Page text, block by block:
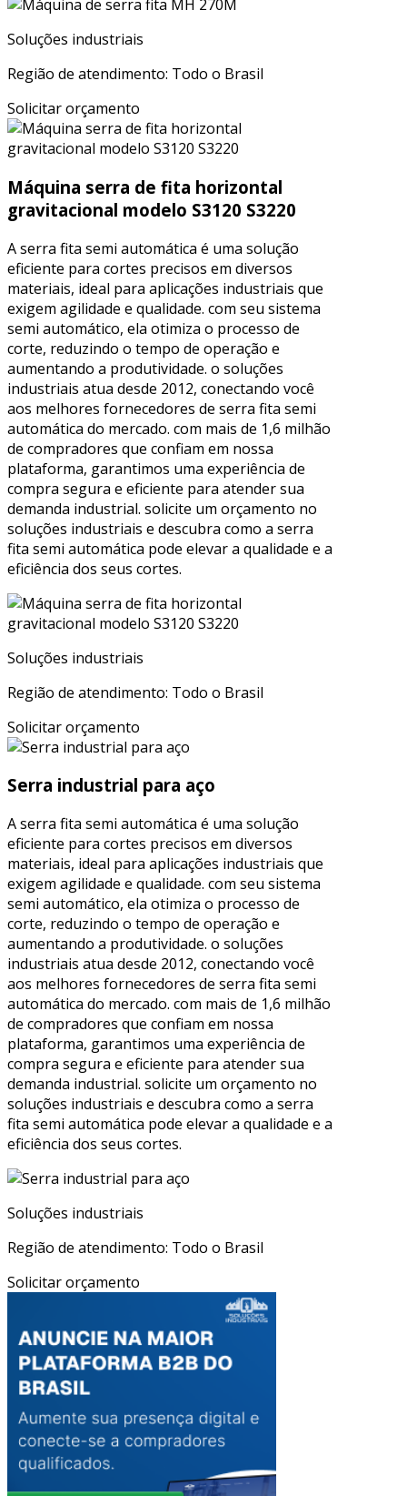
Soluções industriais
Região de atendimento: Todo o Brasil
Solicitar orçamento
Máquina serra de fita horizontal
gravitacional modelo S3120 S3220
A serra fita semi automática é uma solução
eficiente para cortes precisos em diversos
materiais, ideal para aplicações industriais que
exigem agilidade e qualidade. com seu sistema
semi automático, ela otimiza o processo de
corte, reduzindo o tempo de operação e
aumentando a produtividade. o soluções
industriais atua desde 2012, conectando você
aos melhores fornecedores de serra fita semi
automática do mercado. com mais de 1,6 milhão
de compradores que confiam em nossa
plataforma, garantimos uma experiência de
compra segura e eficiente para atender sua
demanda industrial. solicite um orçamento no
soluções industriais e descubra como a serra
fita semi automática pode elevar a qualidade e a
eficiência dos seus cortes.
Soluções industriais
Região de atendimento: Todo o Brasil
Solicitar orçamento
Serra industrial para aço
A serra fita semi automática é uma solução
eficiente para cortes precisos em diversos
materiais, ideal para aplicações industriais que
exigem agilidade e qualidade. com seu sistema
semi automático, ela otimiza o processo de
corte, reduzindo o tempo de operação e
aumentando a produtividade. o soluções
industriais atua desde 2012, conectando você
aos melhores fornecedores de serra fita semi
automática do mercado. com mais de 1,6 milhão
de compradores que confiam em nossa
plataforma, garantimos uma experiência de
compra segura e eficiente para atender sua
demanda industrial. solicite um orçamento no
soluções industriais e descubra como a serra
fita semi automática pode elevar a qualidade e a
eficiência dos seus cortes.
Soluções industriais
Região de atendimento: Todo o Brasil
Solicitar orçamento